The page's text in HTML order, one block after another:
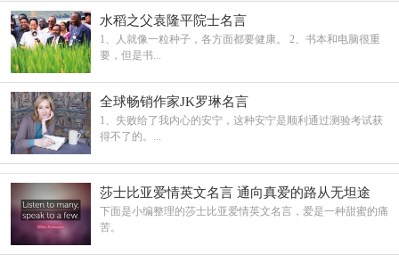
水稻之父袁隆平院士名言
1、人就像一粒种子，各方面都要健康。 2、书本和电脑很重
要，但是书...
全球畅销作家JK罗琳名言
1、失败给了我内心的安宁，这种安宁是顺利通过测验考试获
得不了的。...
莎士比亚爱情英文名言 通向真爱的路从无坦途
下面是小编整理的莎士比亚爱情英文名言，爱是一种甜蜜的痛
苦。